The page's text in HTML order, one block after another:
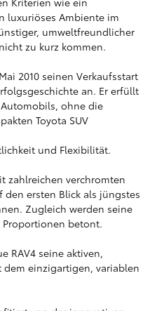
luxuriöses Ambiente im
umweltfreundlicher
zu kurz kommen.
2010 seinen Verkaufsstart
an. Er erfüllt
ohne die
Toyota SUV
und Flexibilität.
zahlreichen verchromten
den ersten Blick als jüngstes
Zugleich werden seine
betont.
RAV4 seine aktiven,
einzigartigen, variablen